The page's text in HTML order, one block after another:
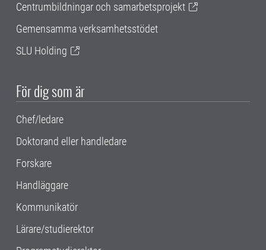
Centrumbildningar och samarbetsprojekt
Gemensamma verksamhetsstödet
SLU Holding
För dig som är
Chef/ledare
Doktorand eller handledare
Forskare
Handläggare
Kommunikatör
Lärare/studierektor